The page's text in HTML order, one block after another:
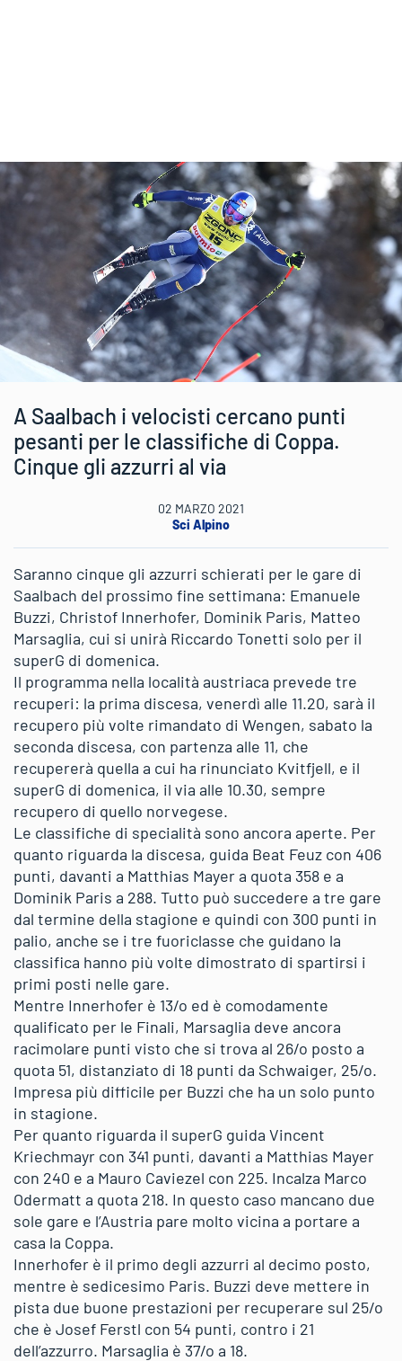
A Saalbach i velocisti cercano punti
pesanti per le classifiche di Coppa.
Cinque gli azzurri al via
02 MARZO 2021
Sci Alpino
Saranno cinque gli azzurri schierati per le gare di
Saalbach del prossimo fine settimana: Emanuele
Buzzi, Christof Innerhofer, Dominik Paris, Matteo
Marsaglia, cui si unirà Riccardo Tonetti solo per il
superG di domenica.
Il programma nella località austriaca prevede tre
recuperi: la prima discesa, venerdì alle 11.20, sarà il
recupero più volte rimandato di Wengen, sabato la
seconda discesa, con partenza alle 11, che
recupererà quella a cui ha rinunciato Kvitfjell, e il
superG di domenica, il via alle 10.30, sempre
recupero di quello norvegese.
Le classifiche di specialità sono ancora aperte. Per
quanto riguarda la discesa, guida Beat Feuz con 406
punti, davanti a Matthias Mayer a quota 358 e a
Dominik Paris a 288. Tutto può succedere a tre gare
dal termine della stagione e quindi con 300 punti in
palio, anche se i tre fuoriclasse che guidano la
classifica hanno più volte dimostrato di spartirsi i
primi posti nelle gare.
Mentre Innerhofer è 13/o ed è comodamente
qualificato per le Finali, Marsaglia deve ancora
racimolare punti visto che si trova al 26/o posto a
quota 51, distanziato di 18 punti da Schwaiger, 25/o.
Impresa più difficile per Buzzi che ha un solo punto
in stagione.
Per quanto riguarda il superG guida Vincent
Kriechmayr con 341 punti, davanti a Matthias Mayer
con 240 e a Mauro Caviezel con 225. Incalza Marco
Odermatt a quota 218. In questo caso mancano due
sole gare e l’Austria pare molto vicina a portare a
casa la Coppa.
Innerhofer è il primo degli azzurri al decimo posto,
mentre è sedicesimo Paris. Buzzi deve mettere in
pista due buone prestazioni per recuperare sul 25/o
che è Josef Ferstl con 54 punti, contro i 21
dell’azzurro. Marsaglia è 37/o a 18.